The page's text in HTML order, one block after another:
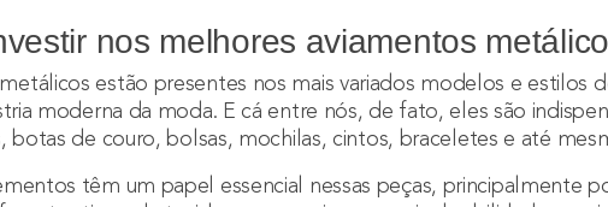
nos melhores aviamentos
estão presentes nos mais variados modelos e estilos
moderna da moda. E cá entre nós, de fato, eles são
botas de couro, bolsas, mochilas, cintos, braceletes e até
têm um papel essencial nessas peças, principalmente